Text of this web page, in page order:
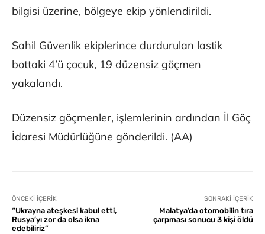
bilgisi üzerine, bölgeye ekip yönlendirildi.
Sahil Güvenlik ekiplerince durdurulan lastik
bottaki 4’ü çocuk, 19 düzensiz göçmen
yakalandı.
Düzensiz göçmenler, işlemlerinin ardından İl Göç
İdaresi Müdürlüğüne gönderildi. (AA)
ÖNCEKI İÇERIK
“Ukrayna ateşkesi kabul etti,
Rusya’yı zor da olsa ikna
edebiliriz”
SONRAKI İÇERIK
Malatya’da otomobilin tıra
çarpması sonucu 3 kişi öldü